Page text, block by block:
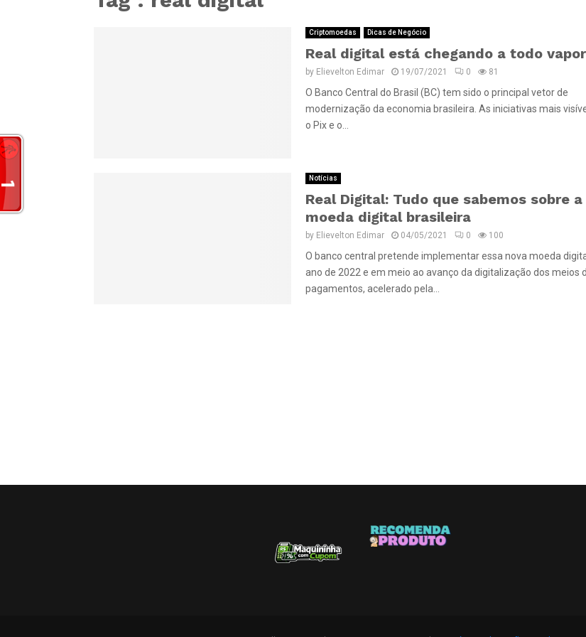
Criptomoedas Dicas de Negócio
Real digital está chegando a todo vapor
by Elievelton Edimar 19/07/2021 0 81
O Banco Central do Brasil (BC) tem sido o principal vetor de
modernização da economia brasileira. As iniciativas mais
o Pix e o...
Notícias
Real Digital: Tudo que sabemos sobre a
moeda digital brasileira
by Elievelton Edimar 04/05/2021 0 100
O banco central pretende implementar essa nova moeda
ano de 2022 e em meio ao avanço da digitalização dos meios
pagamentos, acelerado pela...